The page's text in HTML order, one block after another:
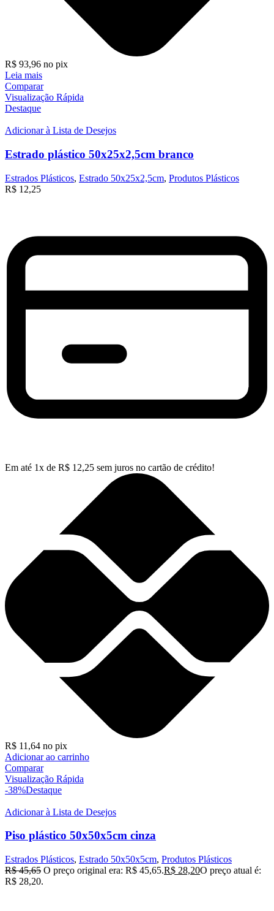
R$ 93,96 no pix
Leia mais
Comparar
Visualização Rápida
Destaque
Adicionar à Lista de Desejos
Estrado plástico 50x25x2,5cm branco
Estrados Plásticos, Estrado 50x25x2,5cm, Produtos Plásticos
R$ 12,25
Em até 1x de R$ 12,25 sem juros no cartão de crédito!
R$ 11,64 no pix
Adicionar ao carrinho
Comparar
Visualização Rápida
-38%Destaque
Adicionar à Lista de Desejos
Piso plástico 50x50x5cm cinza
Estrados Plásticos, Estrado 50x50x5cm, Produtos Plásticos
R$45,65 O preço original era: R$ 45,65.R$ 28,20O preço atual é:
R$ 28,20.